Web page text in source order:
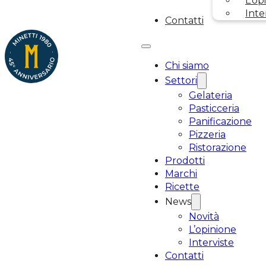
Contatti
Chi siamo
Settori
Gelateria
Pasticceria
Panificazione
Pizzeria
Ristorazione
Prodotti
Marchi
Ricette
News
Novità
L’opinione
Interviste
Contatti